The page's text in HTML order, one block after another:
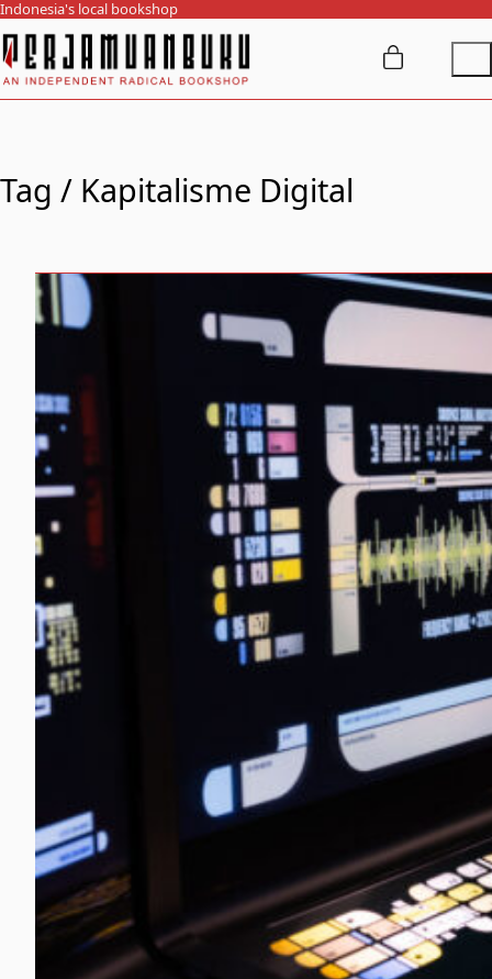
Indonesia's local bookshop
Tag / Kapitalisme Digital